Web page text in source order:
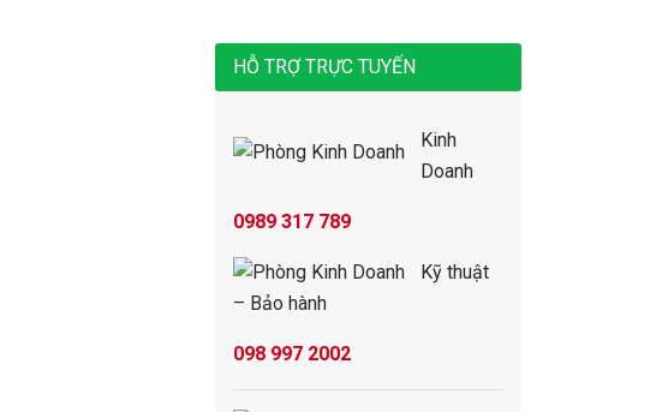
HỖ TRỢ TRỰC TUYẾN
Kinh
Doanh
0989 317 789
Kỹ thuật
– Bảo hành
098 997 2002